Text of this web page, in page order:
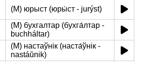
(M) юрыст (юры́ст - jurýst)
(M) бухгалтар (бухга́лтар -
buchháltar)
(M) настаўнік (наста́ўнік -
nastáŭnik)